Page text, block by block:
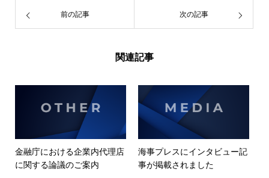
前の記事 次の記事
関連記事
金融庁における企業内代理店
に関する論議のご案内
海事プレスにインタビュー記
事が掲載されました